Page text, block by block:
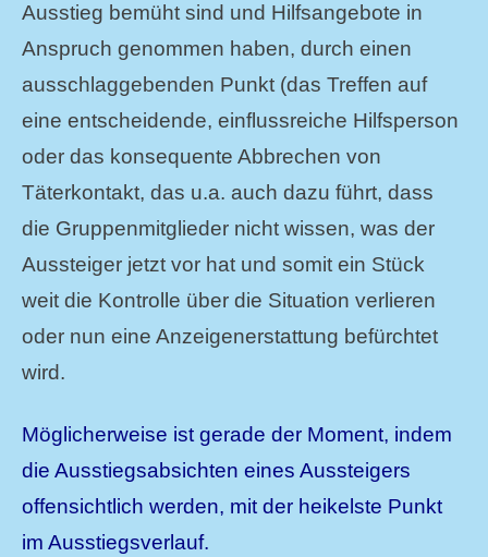
Ausstieg bemüht sind und Hilfsangebote in
Anspruch genommen haben, durch einen
ausschlaggebenden Punkt (das Treffen auf
eine entscheidende, einflussreiche Hilfsperson
oder das konsequente Abbrechen von
Täterkontakt, das u.a. auch dazu führt, dass
die Gruppenmitglieder nicht wissen, was der
Aussteiger jetzt vor hat und somit ein Stück
weit die Kontrolle über die Situation verlieren
oder nun eine Anzeigenerstattung befürchtet
wird.
Möglicherweise ist gerade der Moment, indem
die Ausstiegsabsichten eines Aussteigers
offensichtlich werden, mit der heikelste Punkt
im Ausstiegsverlauf.